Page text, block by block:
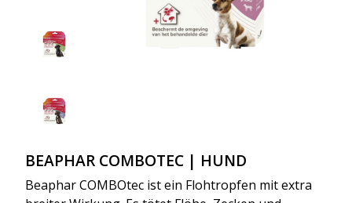
BEAPHAR COMBOTEC | HUND
Beaphar COMBOtec ist ein Flohtropfen mit extra